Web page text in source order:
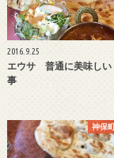
2016.9.25
エウサ 普通に美味し
事
神保